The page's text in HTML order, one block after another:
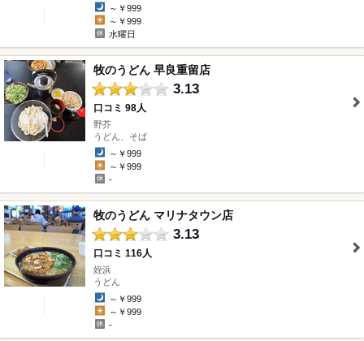
～￥999
～￥999
水曜日
牧のうどん 早良重留店
3.13
口コミ 98人
野芥
うどん、そば
～￥999
～￥999
-
" />
牧のうどん マリナタウン店
3.13
口コミ 116人
姪浜
うどん
～￥999
～￥999
-
" />